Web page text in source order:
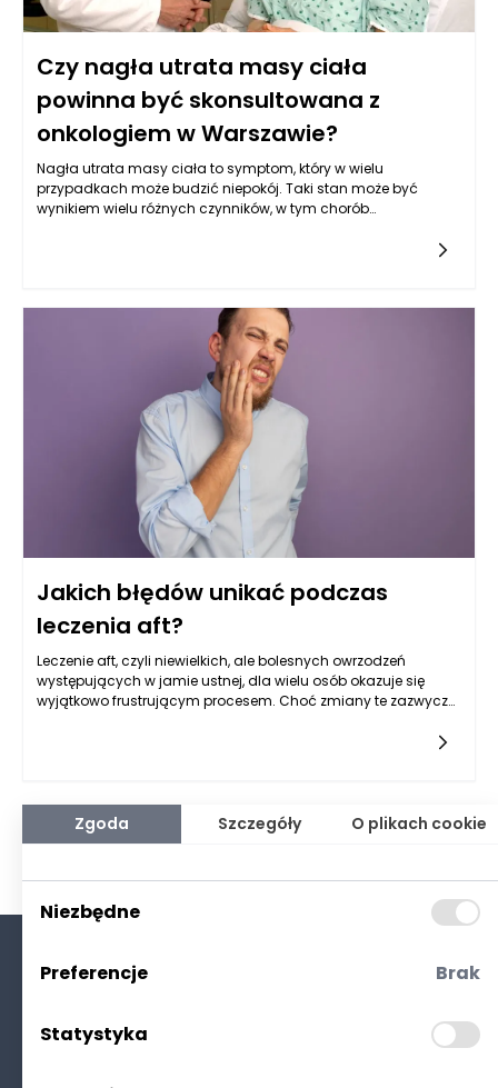
Czy nagła utrata masy ciała
powinna być skonsultowana z
onkologiem w Warszawie?
Nagła utrata masy ciała to symptom, który w wielu
przypadkach może budzić niepokój. Taki stan może być
wynikiem wielu różnych czynników, w tym chorób
psychicznych, jak depresja, czy też chorób nowotworowych. W
wskazujących na rozwój nowotworu. Dlatego ważne jest, aby
w przypadku nagłej utraty masy ciała skonsultować się z
onkologiem. W Warszawie dostępnych jest wiele specjalistów
gotowych nie tylko udzielić fachowej porady, ale także zlecić
odpowiednie badania diagnostyczne.
Jakich błędów unikać podczas
leczenia aft?
Leczenie aft, czyli niewielkich, ale bolesnych owrzodzeń
występujących w jamie ustnej, dla wielu osób okazuje się
wyjątkowo frustrującym procesem. Choć zmiany te zazwyczaj
prowadzić do przedłużającego się dyskomfortu, a w
niektórych przypadkach – do dodatkowych powikłań.
Kluczem do skutecznego leczenia aft jest znajomość
świadome korzystanie z preparatów, takich jak żel na afty,
który może znacząco przyspieszyć proces regeneracji. Poniżej
omawiamy najczęstsze błędy i podpowiadamy, jak im
Polityka prywatności
Zgoda Szczegóły O plikach cookie
Niezbędne
Preferencje Brak
Statystyka